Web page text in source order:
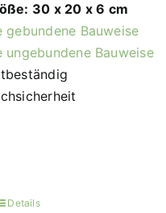
30 x 20 x 6 cm
gebundene Bauweise
ungebundene Bauweise
Details